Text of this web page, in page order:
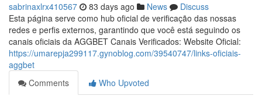
sabrinaxlrx410567 83 days ago News
Discuss
Esta página serve como hub oficial de verificação das nossas
redes e perfis externos, garantindo que você está seguindo os
canais oficiais da AGGBET Canais Verificados: Website Oficial:
https://umarepja299117.gynoblog.com/39540747/links-oficiais-
aggbet
Comments
Who Upvoted